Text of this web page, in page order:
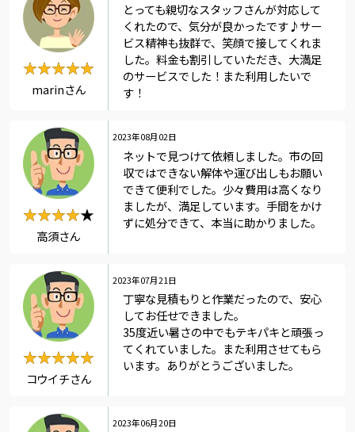
★★★★★
★★★★★
marinさん
とっても親切なスタッフさんが対応して
くれたので、気分が良かったです♪サー
ビス精神も抜群で、笑顔で接してくれま
した。料金も割引していただき、大満足
のサービスでした！また利用したいで
す！
2023年08月02日
★★★★★
★★★★
高須さん
ネットで見つけて依頼しました。市の回
収ではできない解体や運び出しもお願い
できて便利でした。少々費用は高くなり
ましたが、満足しています。手間をかけ
ずに処分できて、本当に助かりました。
2023年07月21日
★★★★★
★★★★★
コウイチさん
丁寧な見積もりと作業だったので、安心
してお任せできました。
35度近い暑さの中でもテキパキと頑張っ
てくれていました。また利用させてもら
います。ありがとうございました。
2023年06月20日